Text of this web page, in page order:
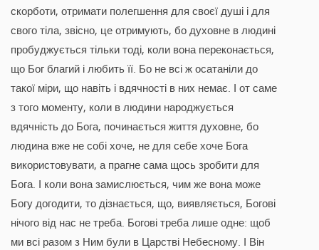
скорботи, отримати полегшення для своєї душі і для
свого тіла, звісно, це отримують, бо духовне в людині
пробуджується тільки тоді, коли вона переконається,
що Бог благий і любить її. Бо не всі ж осатаніли до
такої міри, що навіть і вдячності в них немає. І от саме
з того моменту, коли в людини народжується
вдячність до Бога, починається життя духовне, бо
людина вже не собі хоче, не для себе хоче Бога
використовувати, а прагне сама щось зробити для
Бога. І коли вона замислюється, чим же вона може
Богу догодити, то дізнається, що, виявляється, Богові
нічого від нас не треба. Богові треба лише одне: щоб
ми всі разом з Ним були в Царстві Небесному. І Він